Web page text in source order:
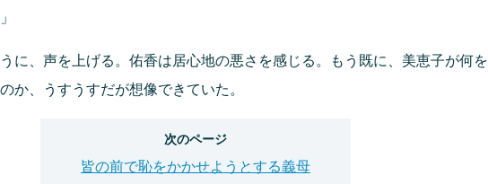
に、声を上げる。佑香は居心地の悪さを感じる。もう既に、美恵子が何を
か、うすうすだが想像できていた。
次のページ
皆の前で恥をかかせようとする義母